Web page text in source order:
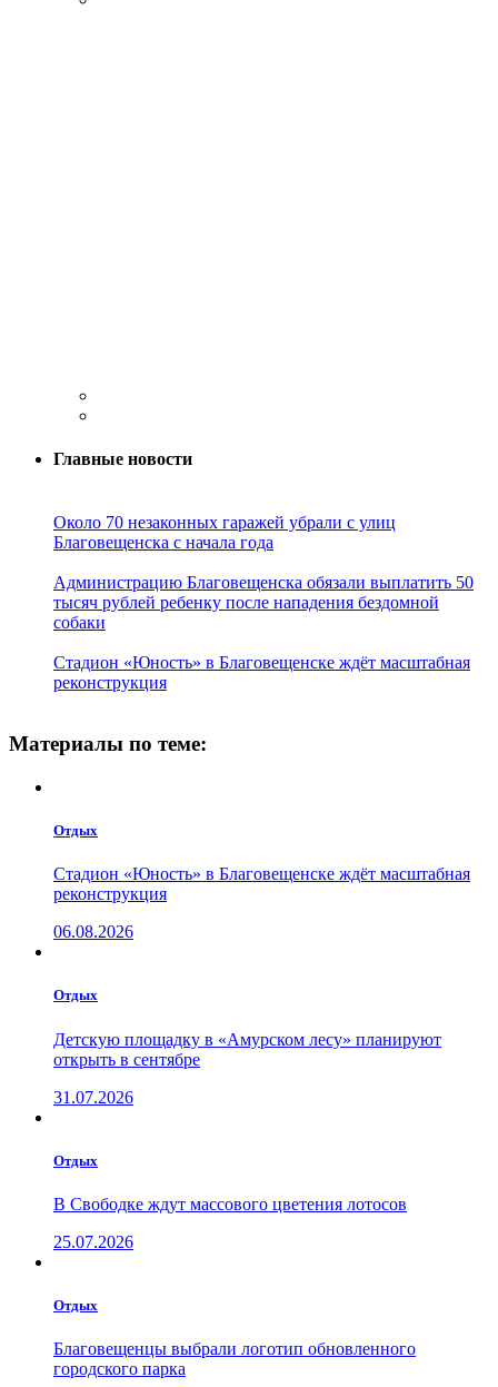
Главные новости
Около 70 незаконных гаражей убрали с улиц
Благовещенска с начала года
Администрацию Благовещенска обязали выплатить 50
тысяч рублей ребенку после нападения бездомной
собаки
Стадион «Юность» в Благовещенске ждёт масштабная
реконструкция
Материалы по теме:
Отдых
Стадион «Юность» в Благовещенске ждёт масштабная
реконструкция
06.08.2026
Отдых
Детскую площадку в «Амурском лесу» планируют
открыть в сентябре
31.07.2026
Отдых
В Свободке ждут массового цветения лотосов
25.07.2026
Отдых
Благовещенцы выбрали логотип обновленного
городского парка